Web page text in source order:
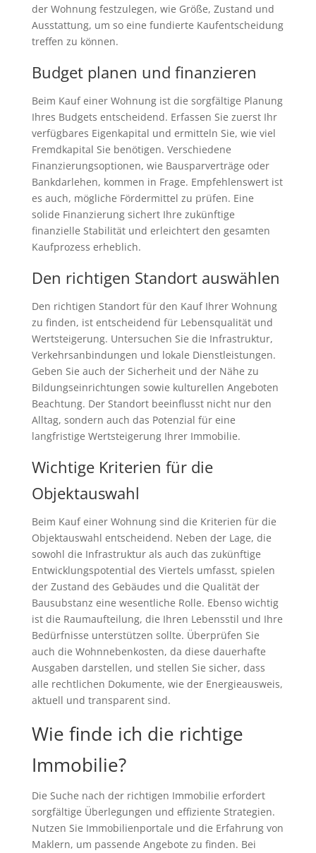
der Wohnung festzulegen, wie Größe, Zustand und
Ausstattung, um so eine fundierte Kaufentscheidung
treffen zu können.
Budget planen und finanzieren
Beim Kauf einer Wohnung ist die sorgfältige Planung
Ihres Budgets entscheidend. Erfassen Sie zuerst Ihr
verfügbares Eigenkapital und ermitteln Sie, wie viel
Fremdkapital Sie benötigen. Verschiedene
Finanzierungsoptionen, wie Bausparverträge oder
Bankdarlehen, kommen in Frage. Empfehlenswert ist
es auch, mögliche Fördermittel zu prüfen. Eine
solide Finanzierung sichert Ihre zukünftige
finanzielle Stabilität und erleichtert den gesamten
Kaufprozess erheblich.
Den richtigen Standort auswählen
Den richtigen Standort für den Kauf Ihrer Wohnung
zu finden, ist entscheidend für Lebensqualität und
Wertsteigerung. Untersuchen Sie die Infrastruktur,
Verkehrsanbindungen und lokale Dienstleistungen.
Geben Sie auch der Sicherheit und der Nähe zu
Bildungseinrichtungen sowie kulturellen Angeboten
Beachtung. Der Standort beeinflusst nicht nur den
Alltag, sondern auch das Potenzial für eine
langfristige Wertsteigerung Ihrer Immobilie.
Wichtige Kriterien für die
Objektauswahl
Beim Kauf einer Wohnung sind die Kriterien für die
Objektauswahl entscheidend. Neben der Lage, die
sowohl die Infrastruktur als auch das zukünftige
Entwicklungspotential des Viertels umfasst, spielen
der Zustand des Gebäudes und die Qualität der
Bausubstanz eine wesentliche Rolle. Ebenso wichtig
ist die Raumaufteilung, die Ihren Lebensstil und Ihre
Bedürfnisse unterstützen sollte. Überprüfen Sie
auch die Wohnnebenkosten, da diese dauerhafte
Ausgaben darstellen, und stellen Sie sicher, dass
alle rechtlichen Dokumente, wie der Energieausweis,
aktuell und transparent sind.
Wie finde ich die richtige
Immobilie?
Die Suche nach der richtigen Immobilie erfordert
sorgfältige Überlegungen und effiziente Strategien.
Nutzen Sie Immobilienportale und die Erfahrung von
Maklern, um passende Angebote zu finden. Bei